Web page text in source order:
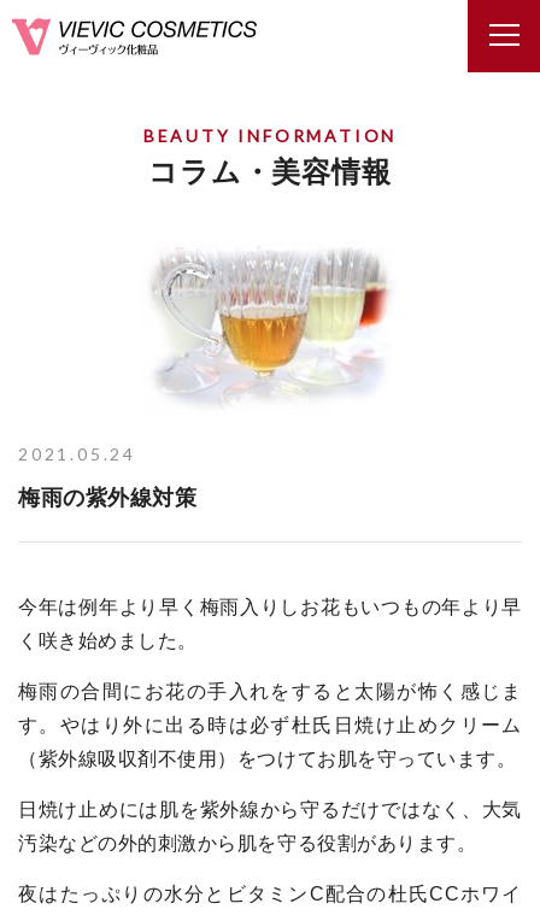
BEAUTY INFORMATION
コラム・美容情報
2021.05.24
梅雨の紫外線対策
今年は例年より早く梅雨入りしお花もいつもの年より早
く咲き始めました。
梅雨の合間にお花の手入れをすると太陽が怖く感じま
す。やはり外に出る時は必ず杜氏日焼け止めクリーム
（紫外線吸収剤不使用）をつけてお肌を守っています。
日焼け止めには肌を紫外線から守るだけではなく、大気
汚染などの外的刺激から肌を守る役割があります。
夜はたっぷりの水分とビタミンC配合の杜氏CCホワイ